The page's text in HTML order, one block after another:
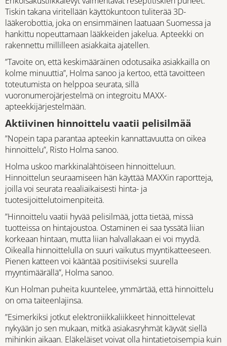
Tiskin takana viritellään käyttökuntoon tuliterää 3D-
lääkerobottia, joka on ensimmäinen laatuaan Suomessa ja
hankittu nopeuttamaan lääkkeiden jakelua. Apteekki on
rakennettu millilleen asiakkaita ajatellen.
”Tavoite on, että keskimääräinen odotusaika asiakkailla on
kolme minuuttia”, Holma sanoo ja kertoo, että tavoitteen
toteutumista on helppoa seurata, sillä
vuoronumerojärjestelmä on integroitu MAXX-
apteekkijärjestelmään.
Aktiivinen hinnoittelu vaatii pelisilmää
”Nopein tapa parantaa apteekin kannattavuutta on oikea
hinnoittelu”, Risto Holma sanoo.
Holma uskoo markkinalähtöiseen hinnoitteluun.
Hinnoittelun seuraamiseen hän käyttää MAXXin raportteja,
joilla voi seurata reaaliaikaisesti hinta- ja
tuotesijoittelutoimenpiteitä.
”Hinnoittelu vaatii hyvää pelisilmää, jotta tietää, missä
tuotteissa on hintajoustoa. Ostaminen ei saa tyssätä liian
korkeaan hintaan, mutta liian halvallakaan ei voi myydä.
Oikealla hinnoittelulla on suuri vaikutus myyntikatteeseen.
Pienen katteen voi kääntää positiiviseksi suurella
myyntimäärällä”, Holma sanoo.
Kun Holman puheita kuuntelee, ymmärtää, että hinnoittelu
on oma taiteenlajinsa.
”Esimerkiksi jotkut elektroniikkaliikkeet hinnoittelevat
nykyään jo sen mukaan, mitkä asiakasryhmät käyvät siellä
mihinkin aikaan. Eläkeläiset voivat olla hintatietoisempia kuin